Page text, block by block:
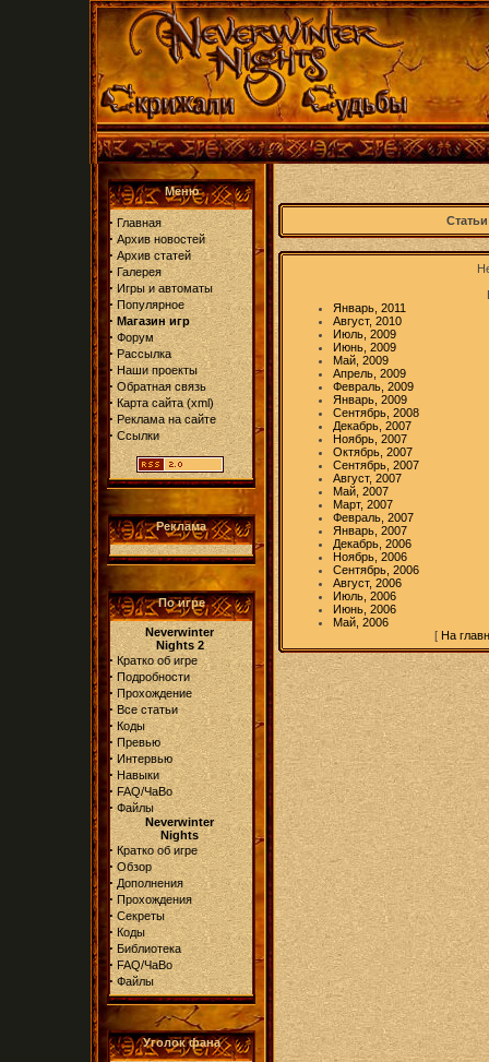
Меню
· Главная
· Архив новостей
· Архив статей
· Галерея
· Игры и автоматы
· Популярное
· Магазин игр
· Форум
· Рассылка
· Наши проекты
· Обратная связь
· Карта сайта(xml)
· Реклама на сайте
· Ссылки
Реклама
По игре
Neverwinter
Nights 2
· Кратко об игре
· Подробности
· Прохождение
· Все статьи
· Коды
· Превью
· Интервью
· Навыки
· FAQ/ЧаВо
· Файлы
Neverwinter
Nights
· Кратко об игре
· Обзор
· Дополнения
· Прохождения
· Секреты
· Коды
· Библиотека
· FAQ/ЧаВо
· Файлы
Уголок фана
Январь, 2011
Август, 2010
Июль, 2009
Июнь, 2009
Май, 2009
Апрель, 2009
Февраль, 2009
Январь, 2009
Сентябрь, 2008
Декабрь, 2007
Ноябрь, 2007
Октябрь, 2007
Сентябрь, 2007
Август, 2007
Май, 2007
Март, 2007
Февраль, 2007
Январь, 2007
Декабрь, 2006
Ноябрь, 2006
Сентябрь, 2006
Август, 2006
Июль, 2006
Июнь, 2006
Май, 2006
[ На